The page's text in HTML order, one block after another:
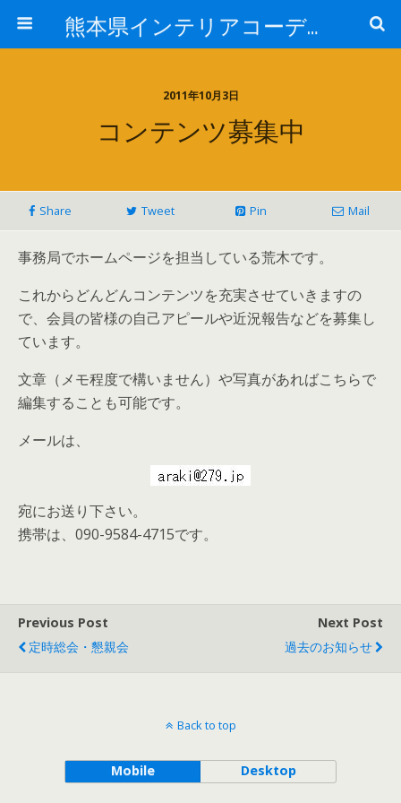
熊本県インテリアコーディネーター(IC)協会
2011年10月3日
コンテンツ募集中
Share Tweet Pin Mail
事務局でホームページを担当している荒木です。
これからどんどんコンテンツを充実させていきますの
で、会員の皆様の自己アピールや近況報告などを募集し
ています。
文章（メモ程度で構いません）や写真があればこちらで
編集することも可能です。
メールは、
宛にお送り下さい。
携帯は、090-9584-4715です。
Previous Post
定時総会・懇親会
Next Post
過去のお知らせ
Back to top
Mobile Desktop